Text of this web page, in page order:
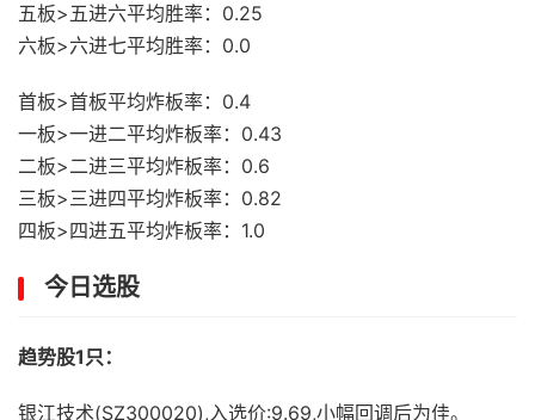
五板>五进六平均胜率：0.25
六板>六进七平均胜率：0.0
首板>首板平均炸板率：0.4
一板>一进二平均炸板率：0.43
二板>二进三平均炸板率：0.6
三板>三进四平均炸板率：0.82
四板>四进五平均炸板率：1.0
今日选股
趋势股1只：
银江技术(SZ300020),入选价:9.69,小幅回调后为佳。